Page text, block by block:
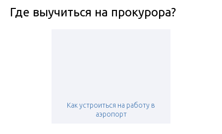
Где выучиться на прокурора?
Как устроиться на работу в
аэропорт